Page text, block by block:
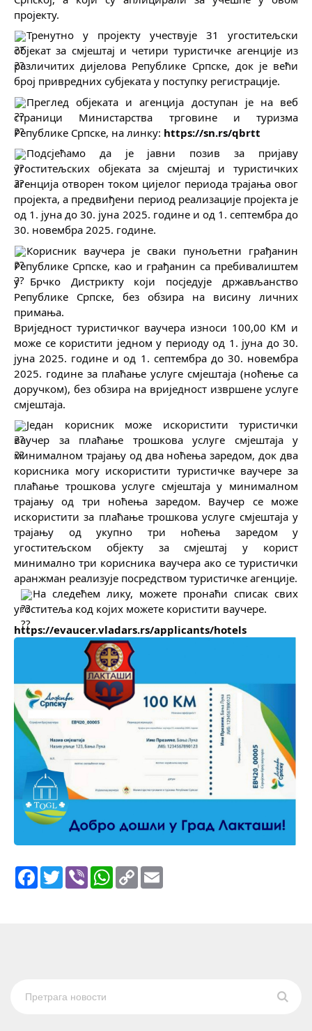
пројекту.
Тренутно у пројекту учествује 31 угоститељски
објекат за смјештај и четири туристичке агенције из
различитих дијелова Републике Српске, док је већи
број привредних субјеката у поступку регистрације.
Преглед објеката и агенција доступан је на веб
страници Министарства трговине и туризма
Републике Српске, на линку: https://sn.rs/qbrtt
Подсјећамо да је јавни позив за пријаву
угоститељских објеката за смјештај и туристичких
агенција отворен током цијелог периода трајања овог
пројекта, а предвиђени период реализације пројекта је
од 1. јуна до 30. јуна 2025. године и од 1. септембра до
30. новембра 2025. године.
Корисник ваучера је сваки пунољетни грађанин
Републике Српске, као и грађанин са пребивалиштем
у Брчко Дистрикту који посједује држављанство
Републике Српске, без обзира на висину личних
примања.
Вриједност туристичког ваучера износи 100,00 КМ и
може се користити једном у периоду од 1. јуна до 30.
јуна 2025. године и од 1. септембра до 30. новембра
2025. године за плаћање услуге смјештаја (ноћење са
доручком), без обзира на вриједност извршене услуге
смјештаја.
Један корисник може искористити туристички
ваучер за плаћање трошкова услуге смјештаја у
минималном трајању од два ноћења заредом, док два
корисника могу искористити туристичке ваучере за
плаћање трошкова услуге смјештаја у минималном
трајању од три ноћења заредом. Ваучер се може
искористити за плаћање трошкова услуге смјештаја у
трајању од укупно три ноћења заредом у
угоститељском објекту за смјештај у корист
минимално три корисника ваучера ако се туристички
аранжман реализује посредством туристичке агенције.
На следећeм лику, можете пронаћи списак свих
угоститеља код којих можете користити ваучере.
https://evaucer.vladars.rs/applicants/hotels
Facebook
TwitterViber WhatsApp
Copy
Link